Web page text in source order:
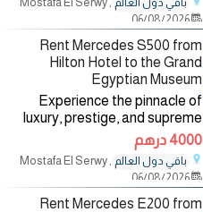
Mercedes V300 offers a
smooth and spacious ride
directly
باقي دول العالم
06/08/2026
Rent Mercedes S500 from
Hilton Hotel to the Grand
Egyptian Museum
Experience the pinnacle of
luxury, prestige, and supreme
comfort! Travel in first-class
style directly from the Hilton
Hotel to the Grand Egyptian
Museum (GEM) with our flagship
4000 درهم
باقي دول العالم , Mostafa El Serwy
06/08/2026
Rent Mercedes E200 from